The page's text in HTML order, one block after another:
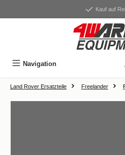
Kauf auf
Navigation
Land Rover Ersatzteile Freelander